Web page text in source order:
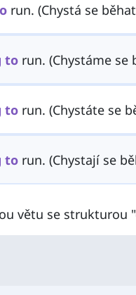
run. (Chystá se
torun. (Chystáme se
torun. (Chystáte se
torun. (Chystají se
větu se strukturou